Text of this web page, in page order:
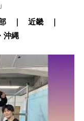
｜ 近畿
｜
沖縄